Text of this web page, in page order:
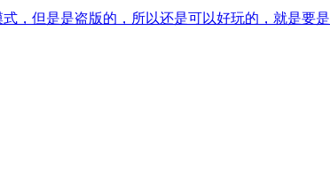
，但是是盗版的，所以还是可以好玩的，就是要是